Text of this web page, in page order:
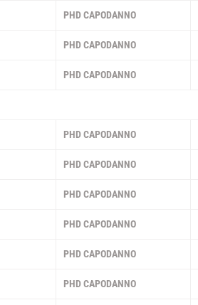
PHD CAPODANNO
PHD CAPODANNO
PHD CAPODANNO
PHD CAPODANNO
PHD CAPODANNO
PHD CAPODANNO
PHD CAPODANNO
PHD CAPODANNO
PHD CAPODANNO